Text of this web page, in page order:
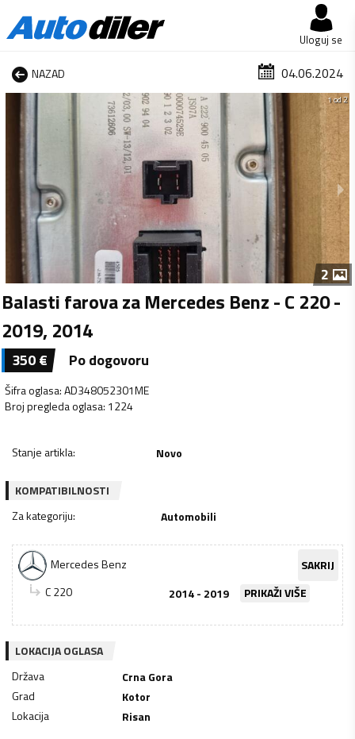
Uloguj se
NAZAD 04.06.2024
1 od 2
2
Balasti farova za Mercedes Benz - C 220 -
2019, 2014
350€ Po dogovoru
Šifra oglasa:AD348052301ME
Broj pregleda oglasa: 1224
Stanje artikla: Novo
KOMPATIBILNOSTI
Za kategoriju: Automobili
Mercedes Benz
SAKRIJ
C 220
2014 - 2019 PRIKAŽI VIŠE
LOKACIJA OGLASA
Država
Crna Gora
Grad
Kotor
Lokacija
Risan